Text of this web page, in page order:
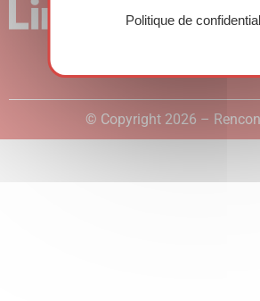
© Copyright 2026 –
Politique de